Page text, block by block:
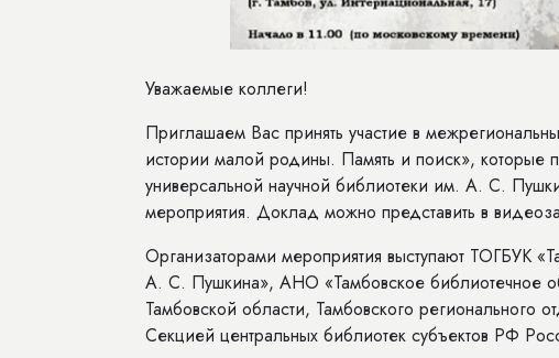
Уважаемые коллеги!
Приглашаем Вас принять участие в
истории малой родины. Память и поиск», которые
универсальной научной библиотеки им. А. С.
мероприятия. Доклад можно представить в
Организаторами мероприятия выступают ТОГБУК
А. С. Пушкина», АНО «Тамбовское библиотечное
Тамбовской области, Тамбовского
Секцией центральных библиотек субъектов РФ